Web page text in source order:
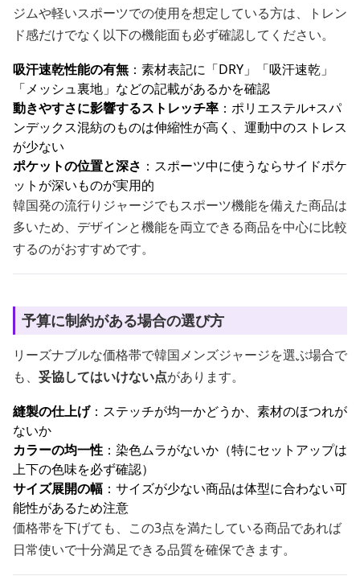
ジムや軽いスポーツでの使用を想定している方は、トレン
ド感だけでなく以下の機能面も必ず確認してください。
吸汗速乾性能の有無 ：素材表記に「DRY」「吸汗速乾」
「メッシュ裏地」などの記載があるかを確認
動きやすさに影響するストレッチ率 ：ポリエステル+スパ
ンデックス混紡のものは伸縮性が高く、運動中のストレス
が少ない
ポケットの位置と深さ ：スポーツ中に使うならサイドポケ
ットが深いものが実用的
韓国発の流行りジャージでもスポーツ機能を備えた商品は
多いため、デザインと機能を両立できる商品を中心に比較
するのがおすすめです。
予算に制約がある場合の選び方
リーズナブルな価格帯で韓国メンズジャージを選ぶ場合で
も、 妥協してはいけない点があります。
縫製の仕上げ：ステッチが均一かどうか、素材のほつれが
ないか
カラーの均一性 ：染色ムラがないか（特にセットアップは
上下の色味を必ず確認）
サイズ展開の幅 ：サイズが少ない商品は体型に合わない可
能性があるため注意
価格帯を下げても、この3点を満たしている商品であれば
日常使いで十分満足できる品質を確保できます。